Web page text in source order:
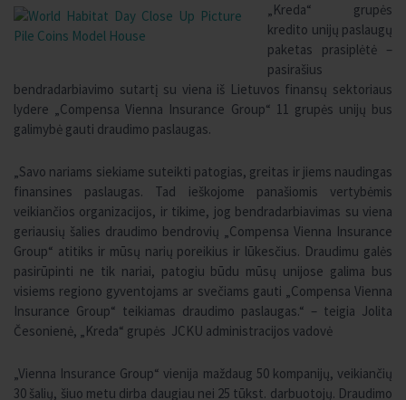
„Kreda“ grupės
kredito unijų paslaugų
paketas prasiplėtė –
pasirašius
bendradarbiavimo sutartį su viena iš Lietuvos finansų sektoriaus
lydere „Compensa Vienna Insurance Group“ 11 grupės unijų bus
galimybė gauti draudimo paslaugas.
„Savo nariams siekiame suteikti patogias, greitas ir jiems naudingas
finansines paslaugas. Tad ieškojome panašiomis vertybėmis
veikiančios organizacijos, ir tikime, jog bendradarbiavimas su viena
geriausių šalies draudimo bendrovių „Compensa Vienna Insurance
Group“ atitiks ir mūsų narių poreikius ir lūkesčius. Draudimu galės
pasirūpinti ne tik nariai, patogiu būdu mūsų unijose galima bus
visiems regiono gyventojams ar svečiams gauti „Compensa Vienna
Insurance Group“ teikiamas draudimo paslaugas.“ – teigia Jolita
Česonienė, „Kreda“ grupės JCKU administracijos vadovė
„Vienna Insurance Group“ vienija maždaug 50 kompanijų, veikiančių
30 šalių, šiuo metu dirba daugiau nei 25 tūkst. darbuotojų. Draudimo